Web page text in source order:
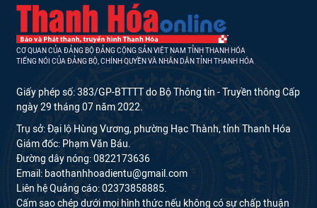
CƠ QUAN CỦA ĐẢNG BỘ ĐẢNG CỘNG SẢN VIỆT NAM TỈNH THANH HÓA
TIẾNG NÓI CỦA ĐẢNG BỘ, CHÍNH QUYỀN VÀ NHÂN DÂN TỈNH THANH HÓA
Giấy phép số: 383/GP-BTTTT do Bộ Thông tin - Truyền thông Cấp
ngày 29 tháng 07 năm 2022.
Trụ sở: Đại lộ Hùng Vương, phường Hạc Thành, tỉnh Thanh Hóa
Giám đốc: Phạm Văn Báu.
Đường dây nóng: 0822173636
Email: baothanhhoadientu@gmail.com
Liên hệ Quảng cáo: 02373858885.
Cấm sao chép dưới mọi hình thức nếu không có sự chấp thuận